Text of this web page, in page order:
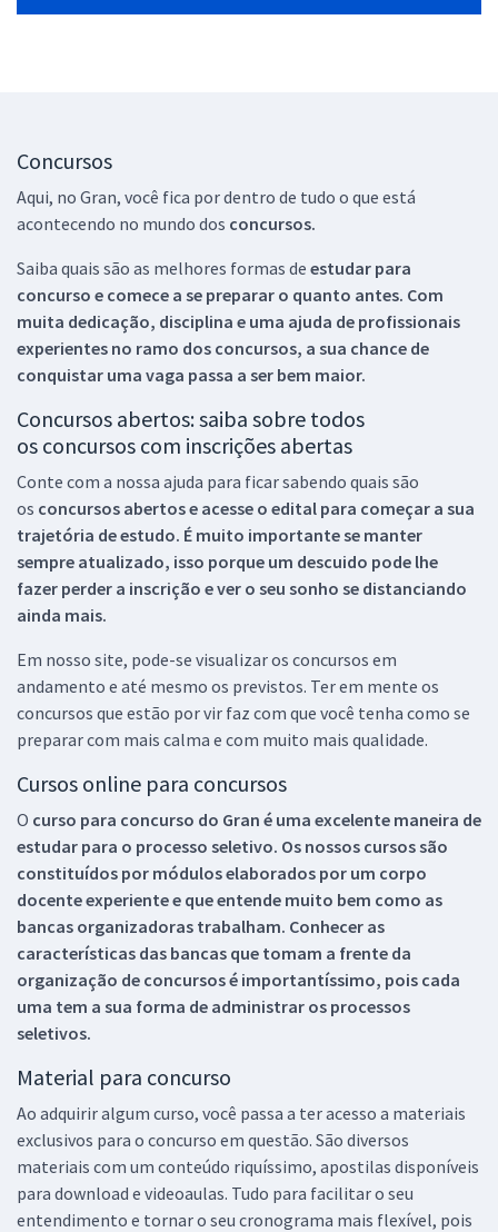
Concursos
Aqui, no Gran, você fica por dentro de tudo o que está
acontecendo no mundo dos concursos.
Saiba quais são as melhores formas de estudar para
concurso e comece a se preparar o quanto antes. Com
muita dedicação, disciplina e uma ajuda de profissionais
experientes no ramo dos concursos, a sua chance de
conquistar uma vaga passa a ser bem maior.
Concursos abertos: saiba sobre todos
os concursos com inscrições abertas
Conte com a nossa ajuda para ficar sabendo quais são
os concursos abertos e acesse o edital para começar a sua
trajetória de estudo. É muito importante se manter
sempre atualizado, isso porque um descuido pode lhe
fazer perder a inscrição e ver o seu sonho se distanciando
ainda mais.
Em nosso site, pode-se visualizar os concursos em
andamento e até mesmo os previstos. Ter em mente os
concursos que estão por vir faz com que você tenha como se
preparar com mais calma e com muito mais qualidade.
Cursos online para concursos
O curso para concurso do Gran é uma excelente maneira de
estudar para o processo seletivo. Os nossos cursos são
constituídos por módulos elaborados por um corpo
docente experiente e que entende muito bem como as
bancas organizadoras trabalham. Conhecer as
características das bancas que tomam a frente da
organização de concursos é importantíssimo, pois cada
uma tem a sua forma de administrar os processos
seletivos.
Material para concurso
Ao adquirir algum curso, você passa a ter acesso a materiais
exclusivos para o concurso em questão. São diversos
materiais com um conteúdo riquíssimo, apostilas disponíveis
para download e videoaulas. Tudo para facilitar o seu
entendimento e tornar o seu cronograma mais flexível, pois